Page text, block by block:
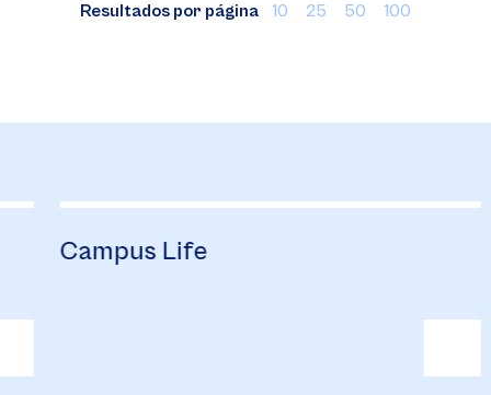
Resultados por página 10 25 50 100
Campus Life